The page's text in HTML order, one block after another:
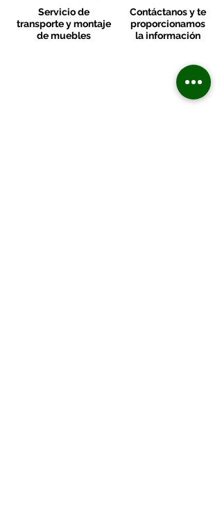
Servicio de
transporte y montaje
de muebles
Contáctanos y te
proporcionamos
la información